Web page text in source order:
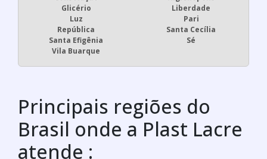
Glicério
Liberdade
Luz
Pari
República
Santa Cecília
Santa Efigênia
Sé
Vila Buarque
Principais regiões do
Brasil onde a Plast Lacre
atende :